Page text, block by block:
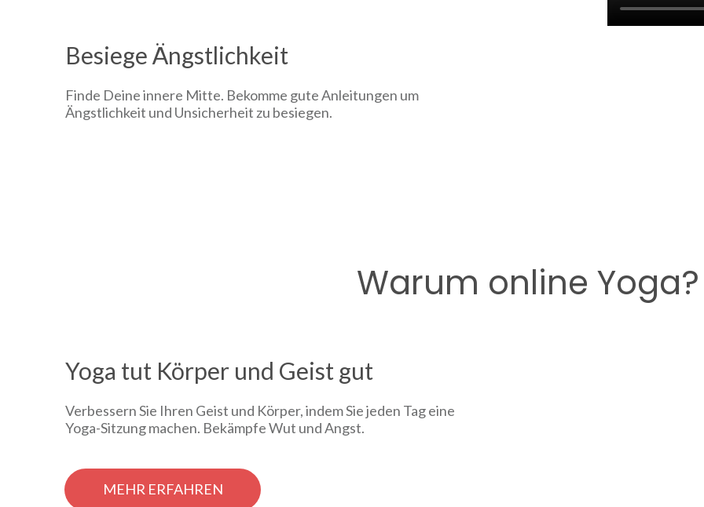
Besiege Ängstlichkeit
Finde Deine innere Mitte. Bekomme gute Anleitungen um
Ängstlichkeit und Unsicherheit zu besiegen.
Warum online Yoga?
Yoga tut Körper und Geist gut
Verbessern Sie Ihren Geist und Körper, indem Sie jeden Tag eine
Yoga-Sitzung machen. Bekämpfe Wut und Angst.
MEHR ERFAHREN